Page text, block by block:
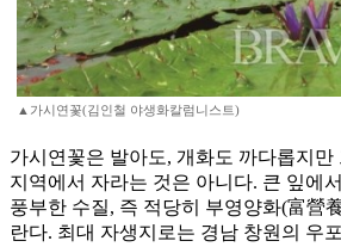
▲가시연꽃(김인철 야생화칼럼니스트)
가시연꽃은 발아도, 개화도 까다롭지만
지역에서 자라는 것은 아니다. 큰 잎에
풍부한 수질, 즉 적당히 부영양화(富營
란다. 최대 자생지로는 경남 창원의 우